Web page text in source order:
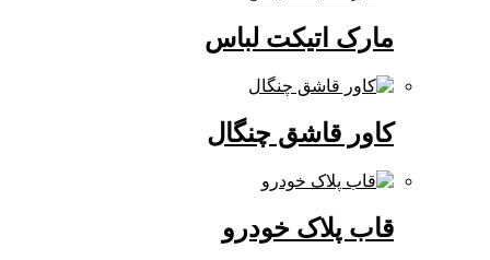
مارک اتیکت لباس
کاور قاشق چنگال
قاب پلاک خودرو